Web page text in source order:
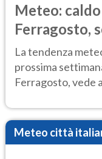
Meteo:
Ferragosto,
Ecco dove
La tendenza
prossima
Ferragosto, vede
Meteo città